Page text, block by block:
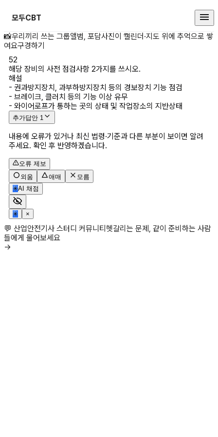
모두CBT
해당 장비의 사전 점검사항 2가지
📸우리끼리 쓰는 그룹앨범, 포담사진이 캘린더·지도 위에 추억으로 쌓
여요구경하기
52
해당 장비의 사전 점검사항 2가지를 쓰시오.
해설
- 권과방지장치, 과부하방지장치 등의 경보장치 기능 점검
- 브레이크, 클러치 등의 기능 이상 유무
- 와이어로프가 통하는 곳의 상태 및 작업장소의 지반상태
추가답안 1
내용에 오류가 있거나 최신 법령·기준과 다른 부분이 보이면 알려
주세요. 확인 후 반영하겠습니다.
오류 제보
외움
애매
모름
✳AI 채점
✳ ×
💬 산업안전기사 스터디 커뮤니티헷갈리는 문제, 같이 준비하는 사람
들에게 물어보세요
→